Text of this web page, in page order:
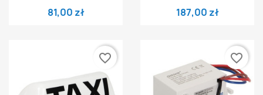
81,00 zł
187,00 zł
favorite_border favorite_border